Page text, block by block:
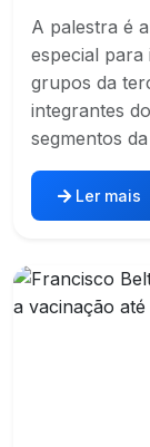
A palestra é
especial para
grupos da
integrantes
segmentos
Ler mais